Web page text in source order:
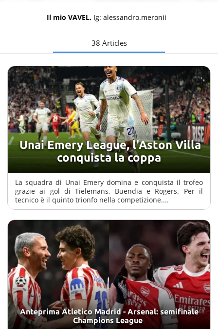
Brasile
Contatto
Termini
Chi siamo
Il mio VAVEL. Ig: alessandro.meronii
38 Articles
Unai Emery League, l'Aston Villa
conquista la coppa
La squadra di Unai Emery domina e conquista il trofeo
grazie ai gol di Tielemans, Buendia e Rogers. Per il
tecnico è il quinto trionfo nella competizione....
Anteprima Atletico Madrid - Arsenal: semifinale
Champions League